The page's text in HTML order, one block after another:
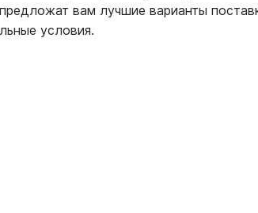
вам лучшие варианты
условия.